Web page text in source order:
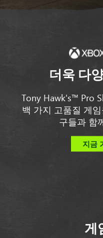
더욱 다
Tony Hawk's™ Pro
백 가지 고품질 게
구들과 함
지금
게